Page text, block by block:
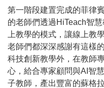
第一階段建置完成的菲律
的老師們透過HiTeach智
上教學的模式，讓線上教
老師們都深深感謝有這樣
科技創新教學外，在教師
心，給合專家顧問與AI智
子教師，產出豐富的蘇格